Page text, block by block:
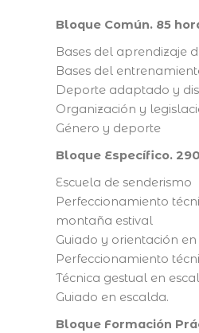
Bloque Común. 85
Bases del aprendizaje
Bases del
Deporte adaptado y
Organización y
Género y deporte
Bloque Específico.
Escuela de senderismo
Perfeccionamiento
montaña estival
Guiado y orientación
Perfeccionamiento
Técnica gestual en
Guiado en escalda.
Bloque Formación